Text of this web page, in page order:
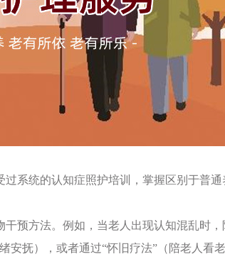
系统的认知症照护培训，掌握区别于普通
预方法。例如，当老人出现认知混乱时
安抚），或者通过“怀旧疗法”（陪老人看